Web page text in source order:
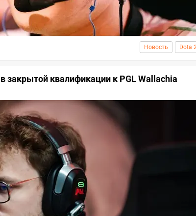
Новость Dota
закрытой квалификации к PGL Wallachia